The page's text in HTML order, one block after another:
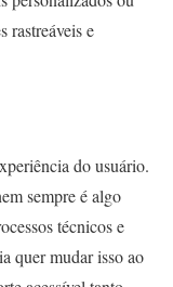
rastreáveis e
do usuário.
sempre é algo
técnicos e
quer mudar isso ao